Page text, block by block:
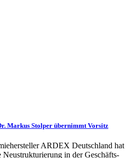
Markus Stolper übernimmt Vorsitz
ARDEX Deutsch­land hat
Neu­struktur­ierung in der Ge­schäfts­